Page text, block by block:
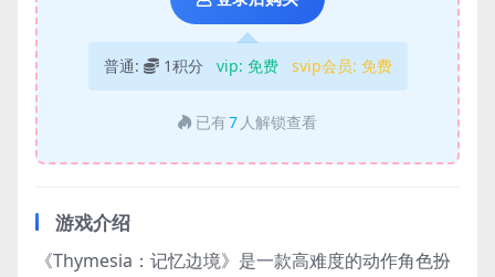
普通: 1积分 vip: 免费 svip会员: 免费
已有7 人解锁查看
游戏介绍
《Thymesia：记忆边境》是一款高难度的动作角色扮